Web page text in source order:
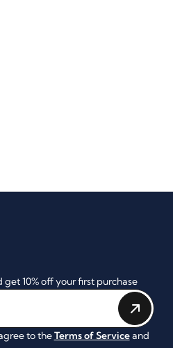
10% off your first purchase
to theTerms of Serviceand